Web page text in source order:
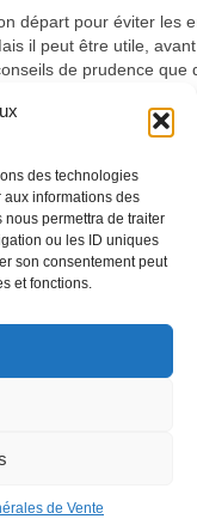
des technologies
informations des
permettra de traiter
ou les ID uniques
son consentement peut
et fonctions.
de Vente
départ pour éviter les
il peut être utile,
de prudence que
Sans
le 15 février 2018
,hiver,retrait de points
? En 2017, la